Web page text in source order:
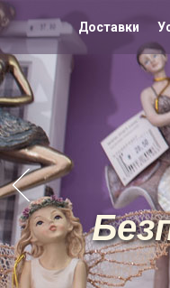
Доставки